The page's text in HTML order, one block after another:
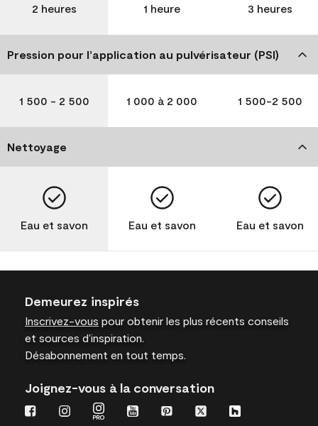
2 heures 1 heure 3 heures
Pression pour l’application au pulvérisateur (PSI)
1 500 - 2 500 1 000 à 2 000 1 500-2 500
Nettoyage
Eau et savon Eau et savon Eau et savon
Demeurez inspirés
Inscrivez-vous pour obtenir les plus récents conseils
et sources d’inspiration.
Désabonnement en tout temps.
Joignez-vous à la conversation